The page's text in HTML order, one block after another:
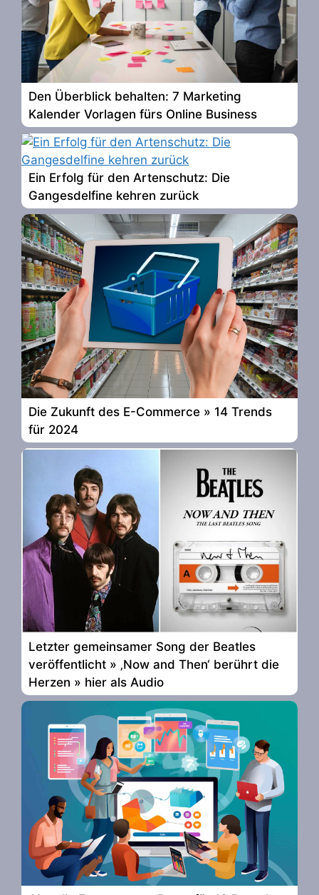
Den Überblick behalten: 7 Marketing
Kalender Vorlagen fürs Online Business
Ein Erfolg für den Artenschutz: Die
Gangesdelfine kehren zurück
Die Zukunft des E-Commerce » 14 Trends
für 2024
Letzter gemeinsamer Song der Beatles
veröffentlicht » ‚Now and Then‘ berührt die
Herzen » hier als Audio